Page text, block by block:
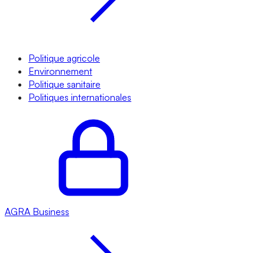
Politique agricole
Environnement
Politique sanitaire
Politiques internationales
AGRA Business